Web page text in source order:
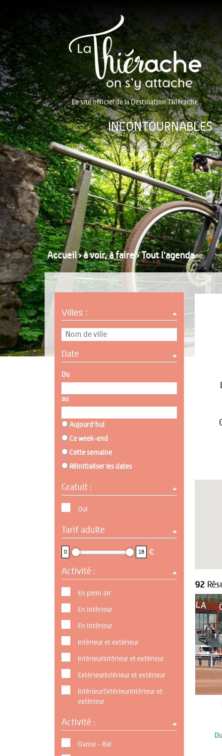
Le site officiel de la Destination Thiérache
INCONTOURNABLES
Accueil›à voir, à faire›Tout l'agenda
Villes :
Date
Du
au
Aujourd'hui
Ce week-end
Cette semaine
Réinitialiser les dates
Gratuit :
Oui
Tarif adulte
0 18 €
Activité :
En plein air
En intérieur
En intérieur
Intérieur et extérieur
IntérieurIntérieur et extérieur
ExtérieurIntérieur et extérieur
IntérieurExtérieurIntérieur et
extérieur
Activité :
Danse - Bal
92